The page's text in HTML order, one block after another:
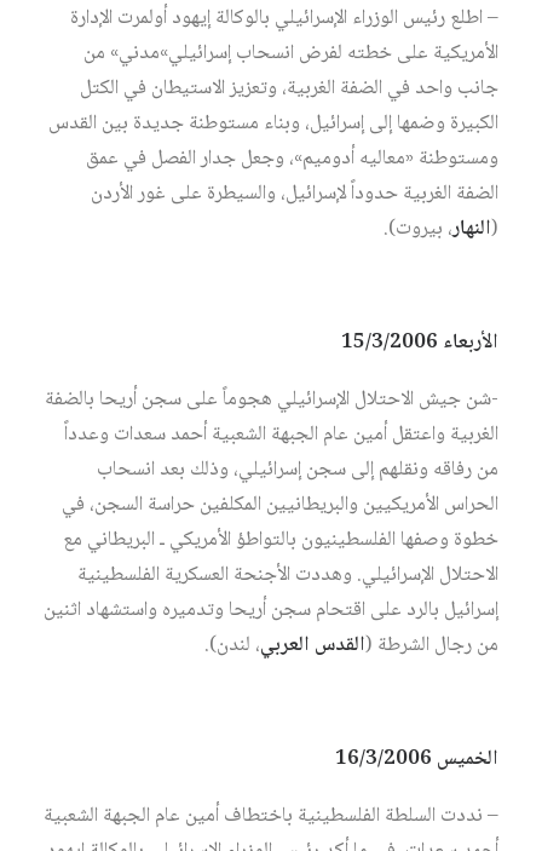
– اطلع رئيس الوزراء الإسرائيلي بالوكالة إيهود أولمرت الإدارة
الأمريكية على خطته لفرض انسحاب إسرائيلي»مدني» من
جانب واحد في الضفة الغربية، وتعزيز الاستيطان في الكتل
الكبيرة وضمها إلى إسرائيل، وبناء مستوطنة جديدة بين القدس
ومستوطنة «معاليه أدوميم»، وجعل جدار الفصل في عمق
الضفة الغربية حدوداً لإسرائيل، والسيطرة على غور الأردن
(النهار، بيروت).
الأربعاء 15/3/2006
-شن جيش الاحتلال الإسرائيلي هجوماً على سجن أريحا بالضفة
الغربية واعتقل أمين عام الجبهة الشعبية أحمد سعدات وعدداً
من رفاقه ونقلهم إلى سجن إسرائيلي، وذلك بعد انسحاب
الحراس الأمريكيين والبريطانيين المكلفين حراسة السجن، في
خطوة وصفها الفلسطينيون بالتواطؤ الأمريكي ـ البريطاني مع
الاحتلال الإسرائيلي. وهددت الأجنحة العسكرية الفلسطينية
إسرائيل بالرد على اقتحام سجن أريحا وتدميره واستشهاد اثنين
من رجال الشرطة (القدس العربي، لندن).
الخميس 16/3/2006
– نددت السلطة الفلسطينية باختطاف أمين عام الجبهة الشعبية